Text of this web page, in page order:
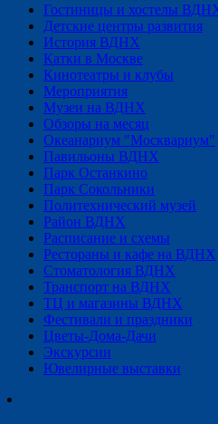
Гостиницы и хостелы
Детские центры развития
История ВДНХ
Катки в Москве
Кинотеатры и клубы
Мероприятия
Музеи на ВДНХ
Обзоры на месяц
Океанариум "Москвариум"
Павильоны ВДНХ
Парк Останкино
Парк Сокольники
Политехнический музей
Район ВДНХ
Расписание и схемы
Рестораны и кафе на ВДНХ
Стоматология ВДНХ
Транспорт на ВДНХ
ТЦ и магазины ВДНХ
Фестивали и праздники
Цветы-Дома-Дачи
Экскурсии
Ювелирные выставки